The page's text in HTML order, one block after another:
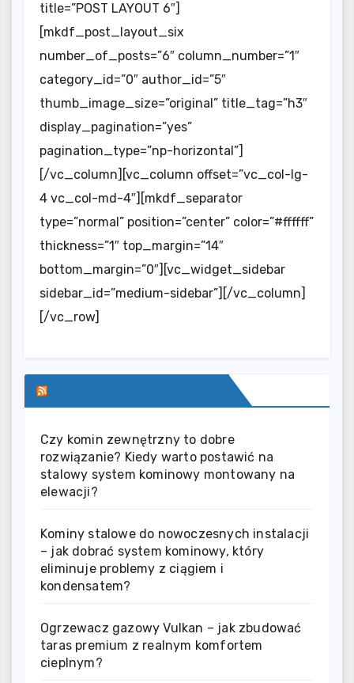
title=”POST LAYOUT 6″]
[mkdf_post_layout_six
number_of_posts=”6″ column_number=”1″
category_id=”0″ author_id=”5″
thumb_image_size=”original” title_tag=”h3″
display_pagination=”yes”
pagination_type=”np-horizontal”]
[/vc_column][vc_column offset=”vc_col-lg-
4 vc_col-md-4″][mkdf_separator
type=”normal” position=”center” color=”#ffffff”
thickness=”1″ top_margin=”14″
bottom_margin=”0″][vc_widget_sidebar
sidebar_id=”medium-sidebar”][/vc_column]
[/vc_row]
Czy komin zewnętrzny to dobre
rozwiązanie? Kiedy warto postawić na
stalowy system kominowy montowany na
elewacji?
Kominy stalowe do nowoczesnych instalacji
– jak dobrać system kominowy, który
eliminuje problemy z ciągiem i
kondensatem?
Ogrzewacz gazowy Vulkan – jak zbudować
taras premium z realnym komfortem
cieplnym?